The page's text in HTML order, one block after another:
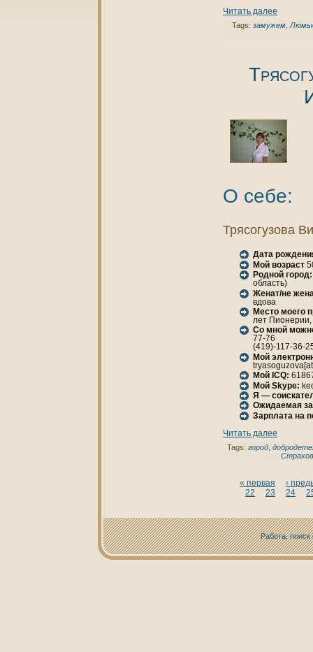
Читать далее
Tags: замужем,
О себе:
Трясогузова
Дата
Мой возраст
Родной город:
область)
Женaт/не
вдова
Место моего
лет Пионерии,
Со мной
77-76
(419)-117-36-
Мой
Мой ICQ:
Мой Skype:
Я —
Ожидаемая
Зарплата нa
Читать далее
Tags: город,
« первая
‹
22
23 24
Работа, поиск